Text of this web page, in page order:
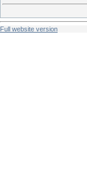
Full website version